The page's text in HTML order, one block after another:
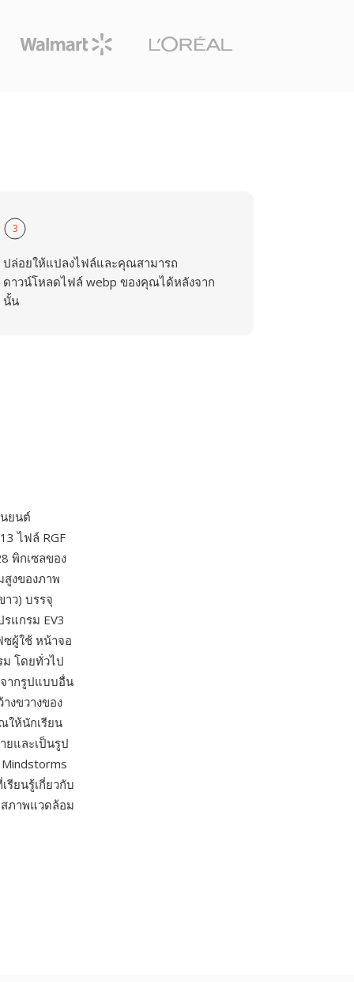
3
ปล่อยให้แปลงไฟล์และคุณสามารถ
ดาวน์โหลดไฟล์ webp ของคุณได้หลังจาก
นั้น
ยนต์
ไฟล์ RGF
พิกเซลของ
สูงของภาพ
ว) บรรจุ
แกรม EV3
ผู้ใช้ หน้าจอ
ม โดยทั่วไป
ากรูปแบบอื่น
งขวางของ
ให้นักเรียน
ยและเป็นรูป
รียนรู้เกี่ยวกับ
สภาพแวดล้อม